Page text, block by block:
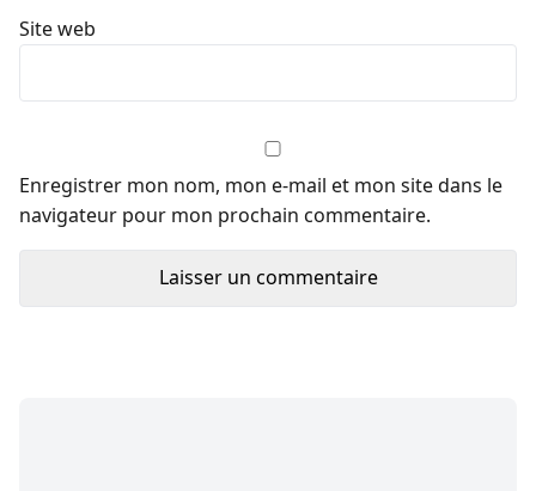
Site web
Enregistrer mon nom, mon e-mail et mon site dans le
navigateur pour mon prochain commentaire.